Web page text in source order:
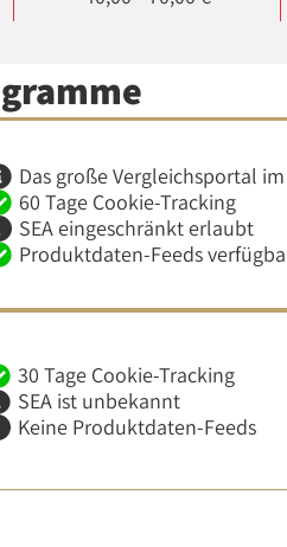
Das große Vergleichsportal
60 Tage Cookie-Tracking
SEA eingeschränkt erlaubt
Produktdaten-Feeds
30 Tage Cookie-Tracking
SEA ist unbekannt
Keine Produktdaten-Feeds